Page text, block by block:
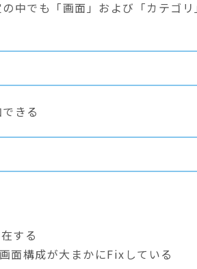
中でも「画面」および「カテゴ
きる
する
面構成が大まかにFixしている